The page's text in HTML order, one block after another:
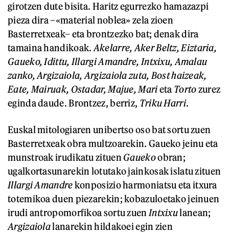
girotzen dute bisita. Haritz egurrezko hamazazpi
pieza dira –«material noblea» zela zioen
Basterretxeak– eta brontzezko bat; denak dira
tamaina handikoak.Akelarre, Aker Beltz, Eiztaria,
Gaueko, Idittu, Illargi Amandre, Intxixu, Amalau
zanko, Argizaiola, Argizaiola zuta, Bost haizeak,
Eate, Mairuak, Ostadar, Majue, Marieta Tortozurez
eginda daude. Brontzez, berriz, Triku Harri.
Euskal mitologiaren unibertso oso bat sortu zuen
Basterretxeak obra multzoarekin. Gaueko jeinu eta
munstroak irudikatu zituen Gauekoobran;
ugalkortasunarekin lotutako jainkosak islatu zituen
Illargi Amandrekonposizio harmoniatsu eta itxura
totemikoa duen piezarekin; kobazuloetako jeinuen
irudi antropomorfikoa sortu zuenIntxixulanean;
Argizaiolalanarekin hildakoei egin zien